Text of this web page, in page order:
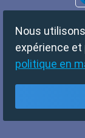
Nous
expérience et
politique en